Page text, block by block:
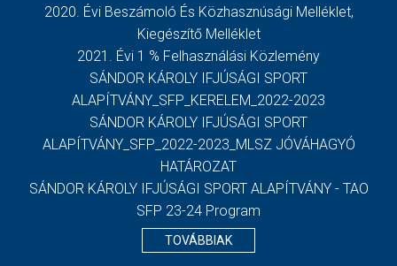
2020. Évi Beszámoló És Közhasznúsági Melléklet,
Kiegészítő Melléklet
2021. Évi 1 % Felhasználási Közlemény
SÁNDOR KÁROLY IFJÚSÁGI SPORT
ALAPÍTVÁNY_SFP_KERELEM_2022-2023
SÁNDOR KÁROLY IFJÚSÁGI SPORT
ALAPÍTVÁNY_SFP_2022-2023_MLSZ JÓVÁHAGYÓ
HATÁROZAT
SÁNDOR KÁROLY IFJÚSÁGI SPORT ALAPÍTVÁNY - TAO
SFP 23-24 Program
TOVÁBBIAK